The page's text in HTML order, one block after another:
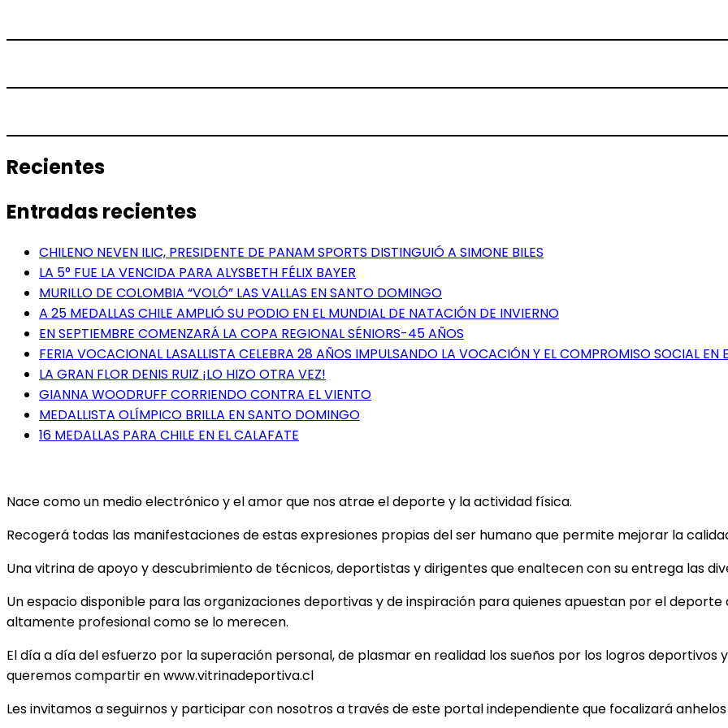
Recientes
Entradas recientes
CHILENO NEVEN ILIC, PRESIDENTE DE PANAM SPORTS DISTINGUIÓ A SIMONE BILES
LA 5° FUE LA VENCIDA PARA ALYSBETH FÉLIX BAYER
MURILLO DE COLOMBIA “VOLÓ” LAS VALLAS EN SANTO DOMINGO
A 25 MEDALLAS CHILE AMPLIÓ SU PODIO EN EL MUNDIAL DE NATACIÓN DE INVIERNO
EN SEPTIEMBRE COMENZARÁ LA COPA REGIONAL SÉNIORS-45 AÑOS
FERIA VOCACIONAL LASALLISTA CELEBRA 28 AÑOS IMPULSANDO LA VOCACIÓN Y EL COMPROMISO SOCIAL EN
LA GRAN FLOR DENIS RUIZ ¡LO HIZO OTRA VEZ!
GIANNA WOODRUFF CORRIENDO CONTRA EL VIENTO
MEDALLISTA OLÍMPICO BRILLA EN SANTO DOMINGO
16 MEDALLAS PARA CHILE EN EL CALAFATE
Nace como un medio electrónico y el amor que nos atrae el deporte y la actividad física.
Recogerá todas las manifestaciones de estas expresiones propias del ser humano que permite mejorar la
Una vitrina de apoyo y descubrimiento de técnicos, deportistas y dirigentes que enaltecen con su entrega las
Un espacio disponible para las organizaciones deportivas y de inspiración para quienes apuestan por el
altamente profesional como se lo merecen.
El día a día del esfuerzo por la superación personal, de plasmar en realidad los sueños por los logros
queremos compartir en www.vitrinadeportiva.cl
Les invitamos a seguirnos y participar con nosotros a través de este portal independiente que focalizará